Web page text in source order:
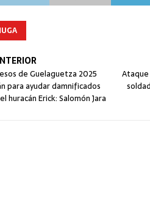
de Guelaguetza 2025
para ayudar damnificados
huracán Erick: Salomón Jara
Ataque